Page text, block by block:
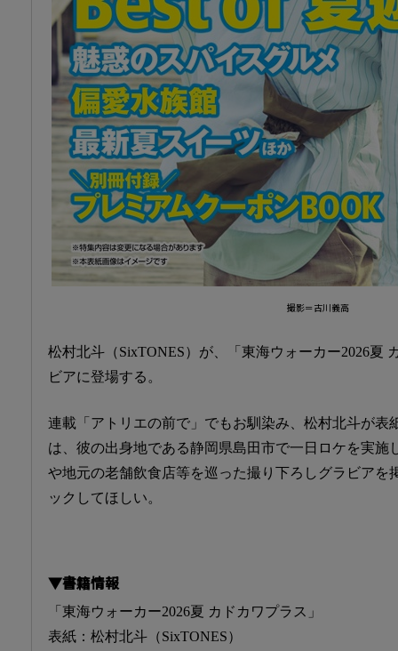
撮影＝古川義高
松村北斗（SixTONES）が、「東海ウォーカー2026夏
ビアに登場する。
連載「アトリエの前で」でもお馴染み、松村北斗が表
は、彼の出身地である静岡県島田市で一日ロケを実施
や地元の老舗飲食店等を巡った撮り下ろしグラビアを
ックしてほしい。
▼書籍情報
「東海ウォーカー2026夏 カドカワプラス」
表紙：松村北斗（SixTONES）